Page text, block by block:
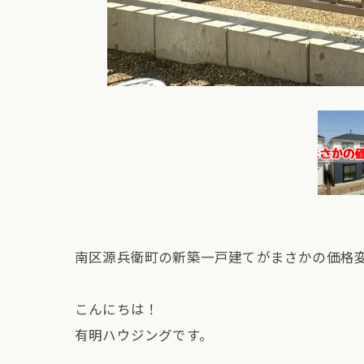
南区源兵衛町の新築一戸建てがまさかの価格
こんにちは！
有明ハウジングです。